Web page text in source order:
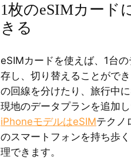
1枚のeSIMカード
きる
eSIMカードを使えば、1台
存し、切り替えることがで
の回線を分けたり、旅行中
現地のデータプランを追加
iPhoneモデルはeSIMテクノ
のスマートフォンを持ち歩
理できます。